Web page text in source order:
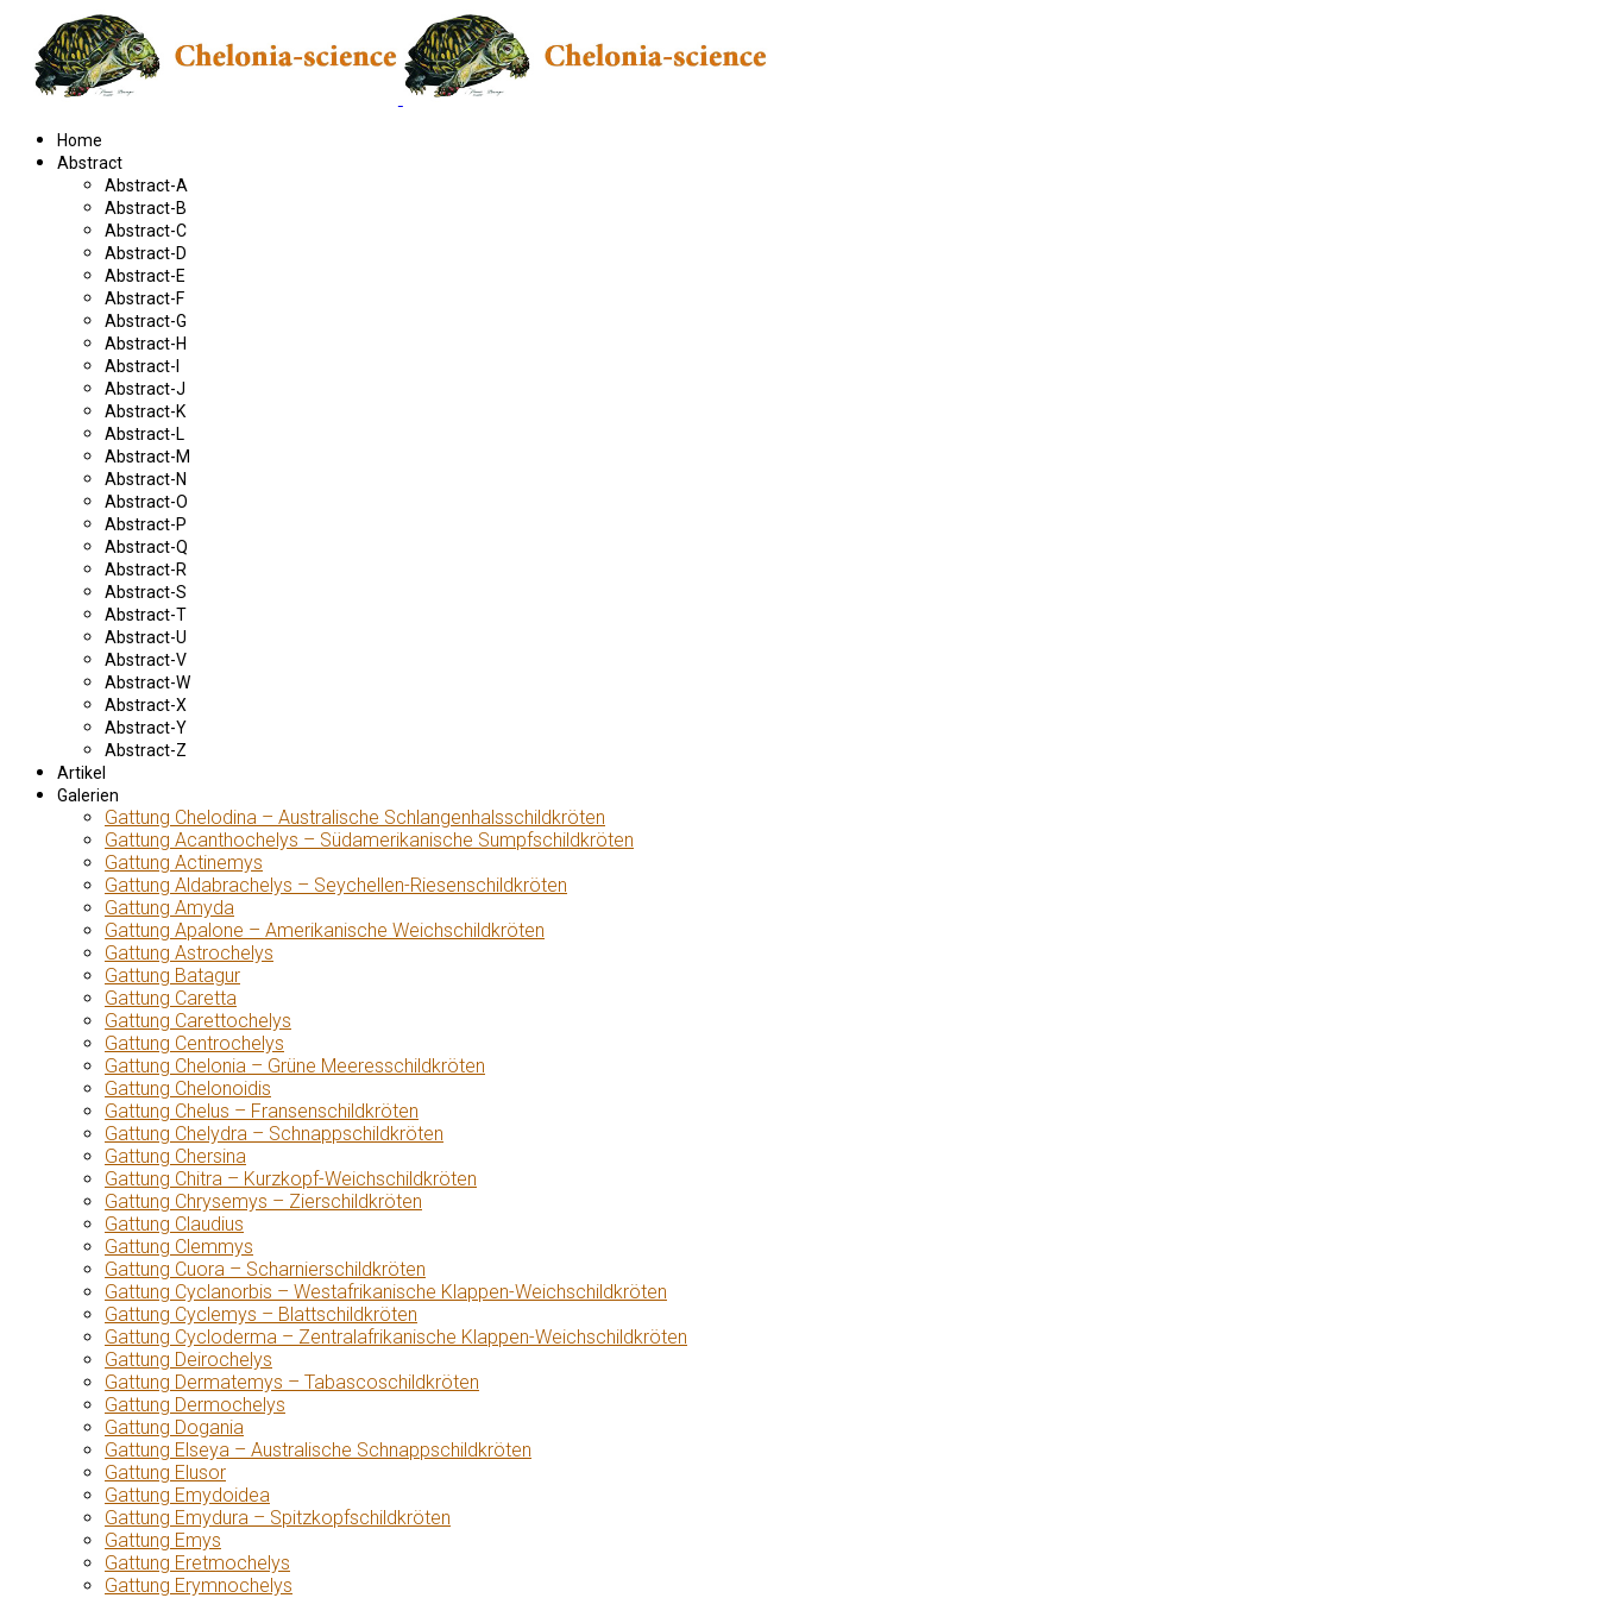
Home
Abstract
Abstract-A
Abstract-B
Abstract-C
Abstract-D
Abstract-E
Abstract-F
Abstract-G
Abstract-H
Abstract-I
Abstract-J
Abstract-K
Abstract-L
Abstract-M
Abstract-N
Abstract-O
Abstract-P
Abstract-Q
Abstract-R
Abstract-S
Abstract-T
Abstract-U
Abstract-V
Abstract-W
Abstract-X
Abstract-Y
Abstract-Z
Artikel
Galerien
Gattung Chelodina – Australische Schlangenhalsschildkröten
Gattung Acanthochelys – Südamerikanische Sumpfschildkröten
Gattung Actinemys
Gattung Aldabrachelys – Seychellen-Riesenschildkröten
Gattung Amyda
Gattung Apalone – Amerikanische Weichschildkröten
Gattung Astrochelys
Gattung Batagur
Gattung Caretta
Gattung Carettochelys
Gattung Centrochelys
Gattung Chelonia – Grüne Meeresschildkröten
Gattung Chelonoidis
Gattung Chelus – Fransenschildkröten
Gattung Chelydra – Schnappschildkröten
Gattung Chersina
Gattung Chitra – Kurzkopf-Weichschildkröten
Gattung Chrysemys – Zierschildkröten
Gattung Claudius
Gattung Clemmys
Gattung Cuora – Scharnierschildkröten
Gattung Cyclanorbis – Westafrikanische Klappen-Weichschildkröten
Gattung Cyclemys – Blattschildkröten
Gattung Cycloderma – Zentralafrikanische Klappen-Weichschildkröten
Gattung Deirochelys
Gattung Dermatemys – Tabascoschildkröten
Gattung Dermochelys
Gattung Dogania
Gattung Elseya – Australische Schnappschildkröten
Gattung Elusor
Gattung Emydoidea
Gattung Emydura – Spitzkopfschildkröten
Gattung Emys
Gattung Eretmochelys
Gattung Erymnochelys